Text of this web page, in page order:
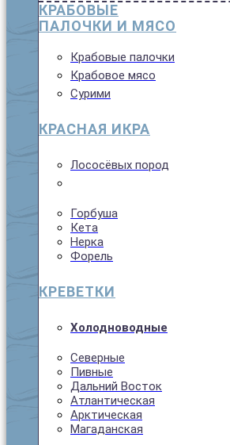
КРАБОВЫЕ
ПАЛОЧКИ И МЯСО
Крабовые палочки
Крабовое мясо
Сурими
КРАСНАЯ ИКРА
Лососёвых пород
Горбуша
Кета
Нерка
Форель
КРЕВЕТКИ
Холодноводные
Северные
Пивные
Дальний Восток
Атлантическая
Арктическая
Магаданская